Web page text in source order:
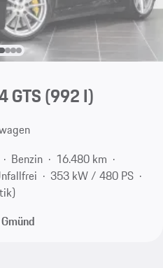
GTS(992 I)
Benzin
16.480 km
353 kW / 480 PS